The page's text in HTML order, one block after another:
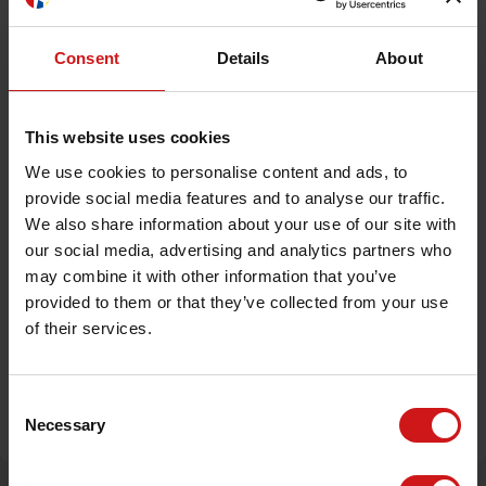
Consent Details About
This website uses cookies
We use cookies to personalise content and ads, to
provide social media features and to analyse our traffic.
We also share information about your use of our site with
our social media, advertising and analytics partners who
may combine it with other information that you’ve
provided to them or that they’ve collected from your use
of their services.
Selection
Necessary
pulserende lys, Dining Week og jazzede nætter,
eller om I søger den dybe, bornholmske stilhed
under stjernerne, så står vi klar til at bringe jer
sikkert frem.
Book din februar get-away nu
P.S. – vidste du, at du også kanbooke hoteller